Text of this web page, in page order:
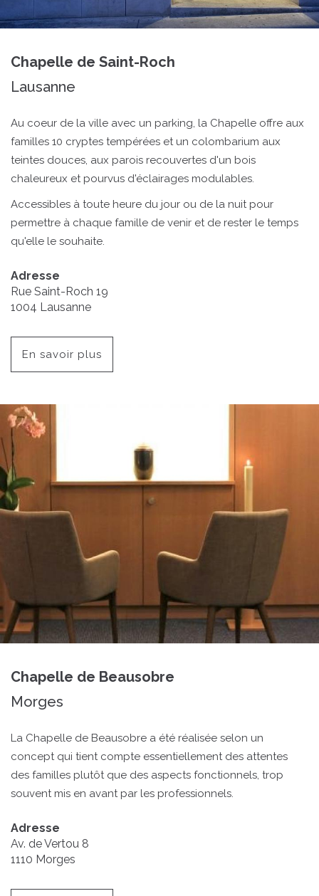
Chapelle de Saint-Roch
Lausanne
Au coeur de la ville avec un parking, la Chapelle offre aux
familles 10 cryptes tempérées et un colombarium aux
teintes douces, aux parois recouvertes d'un bois
chaleureux et pourvus d'éclairages modulables.
Accessibles à toute heure du jour ou de la nuit pour
permettre à chaque famille de venir et de rester le temps
qu'elle le souhaite.
Adresse
Rue Saint-Roch 19
1004 Lausanne
En savoir plus
Chapelle de Beausobre
Morges
La Chapelle de Beausobre a été réalisée selon un
concept qui tient compte essentiellement des attentes
des familles plutôt que des aspects fonctionnels, trop
souvent mis en avant par les professionnels.
Adresse
Av. de Vertou 8
1110 Morges